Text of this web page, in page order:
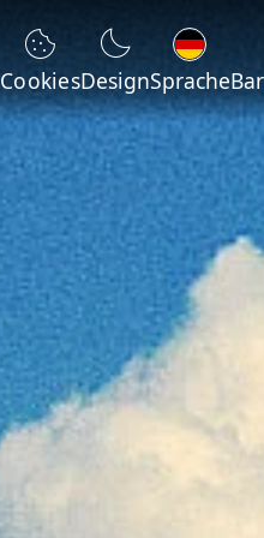
CookiesDesignSprache